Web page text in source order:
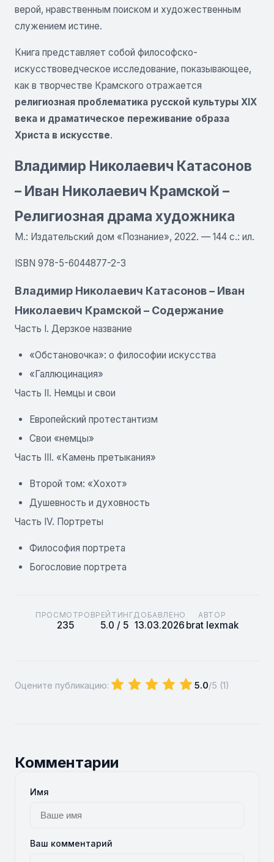
верой, нравственным поиском и художественным
служением истине.
Книга представляет собой философско-
искусствоведческое исследование, показывающее,
как в творчестве Крамского отражается
религиозная проблематика русской культуры XIX
века и драматическое переживание образа
Христа в искусстве.
Владимир Николаевич Катасонов
– Иван Николаевич Крамской –
Религиозная драма художника
М.: Издательский дом «Познание», 2022. — 144 с.: ил.
ISBN 978-5-6044877-2-3
Владимир Николаевич Катасонов – Иван
Николаевич Крамской – Содержание
Часть I. Дерзкое название
«Обстановочка»: о философии искусства
«Галлюцинация»
Часть II. Немцы и свои
Европейский протестантизм
Свои «немцы»
Часть III. «Камень претыкания»
Второй том: «Хохот»
Душевность и духовность
Часть IV. Портреты
Философия портрета
Богословие портрета
ПРОСМОТРОВ
235
РЕЙТИНГ
5.0 / 5
ДОБАВЛЕНО
13.03.2026
АВТОР
brat lexmak
Оцените публикацию: 5.0/5 (1)
Комментарии
Имя
Ваш комментарий